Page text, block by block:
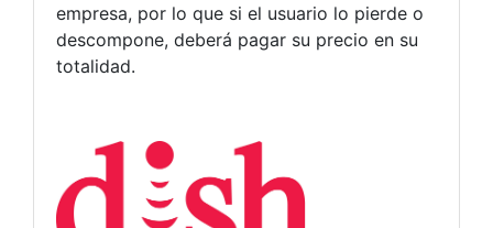
empresa, por lo que si el usuario lo pierde o
descompone, deberá pagar su precio en su
totalidad.